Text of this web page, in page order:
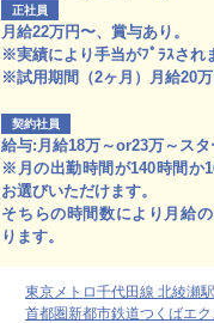
正社員
月給22万円〜、賞与あり。
※実績により手当がﾌﾟﾗｽされ
※試用期間（2ヶ月）月給20
契約社員
給与:月給18万～or23万～スタ
※月の出勤時間が140時間か
お選びいただけます。
そちらの時間数により月給
ります。
東京メトロ千代田線 北綾瀬駅
首都圏新都市鉄道つくばエ